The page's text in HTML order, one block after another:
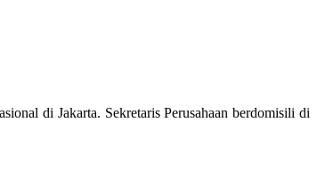
di Jakarta. Sekretaris Perusahaan berdomisili di